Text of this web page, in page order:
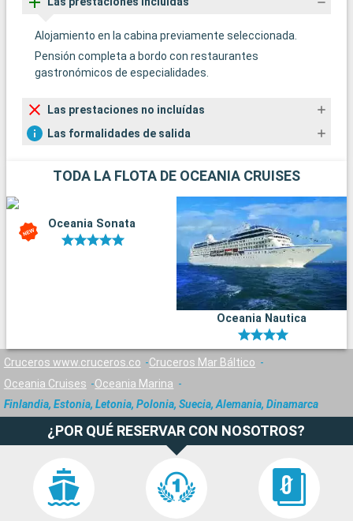
Alojamiento en la cabina previamente seleccionada.
Pensión completa a bordo con restaurantes
gastronómicos de especialidades.
Las prestaciones no incluídas
Las formalidades de salida
TODA LA FLOTA DE OCEANIA CRUISES
Oceania Sonata
Oceania Nautica
Cruceros www.cruceros.co
Cruceros Mar Báltico
Oceania Cruises
Oceania Marina
Finlandia, Estonia, Letonia, Polonia, Suecia, Alemania, Dinamarca
¿POR QUÉ RESERVAR CON NOSOTROS?